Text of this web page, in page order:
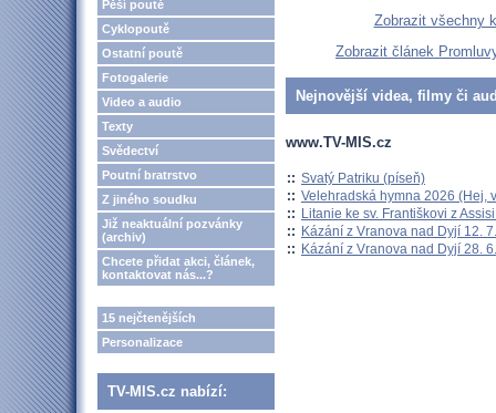
Pěší poutě
Cyklopoutě
Ostatní poutě
Fotogalerie
Video a audio
Texty
Svědectví
Poutní bratrstvo
Z jiného soudku
Již neaktuální pozvánky
(archiv)
Chcete přidat akci, článek,
kontaktovat nás...?
15 nejčtenějších
Personalizace
TV-MIS.cz nabízí:
Zobrazit všechny
Zobrazit článek
Nejnovější videa, filmy či
www.TV-MIS.cz
:: Svatý Patriku (píseň)
:: Velehradská hymna 2026 (Hej,
:: Litanie ke sv. Františkovi z
:: Kázání z Vranova nad Dyjí 12.
:: Kázání z Vranova nad Dyjí 28.